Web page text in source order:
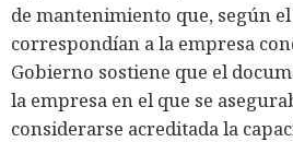
de mantenimiento que, según
correspondían a la empresa
Gobierno sostiene que el
la empresa en el que se
considerarse acreditada la